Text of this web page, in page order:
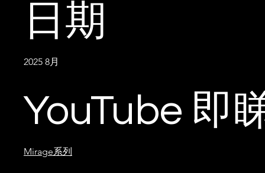
日期
2025 8月
YouTube 即
Mirage系列